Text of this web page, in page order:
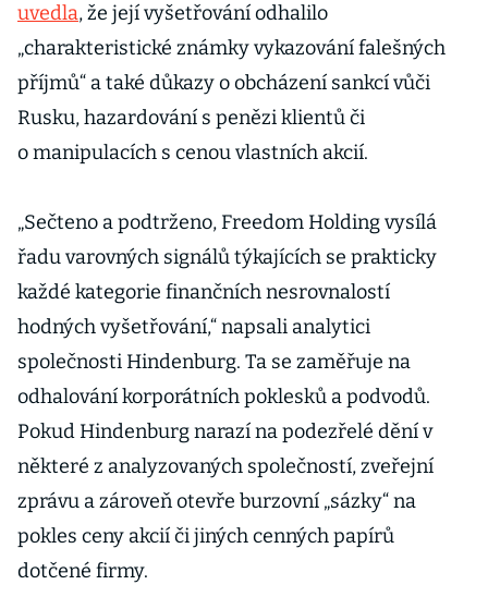
uvedla, že její vyšetřování odhalilo
„charakteristické známky vykazování falešných
příjmů“ a také důkazy o obcházení sankcí vůči
Rusku, hazardování s penězi klientů či
o manipulacích s cenou vlastních akcií.
„Sečteno a podtrženo, Freedom Holding vysílá
řadu varovných signálů týkajících se prakticky
každé kategorie finančních nesrovnalostí
hodných vyšetřování,“ napsali analytici
společnosti Hindenburg. Ta se zaměřuje na
odhalování korporátních poklesků a podvodů.
Pokud Hindenburg narazí na podezřelé dění v
některé z analyzovaných společností, zveřejní
zprávu a zároveň otevře burzovní „sázky“ na
pokles ceny akcií či jiných cenných papírů
dotčené firmy.